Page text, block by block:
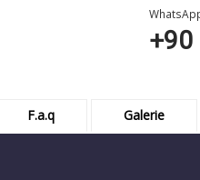
+90
F.a.q Galerie